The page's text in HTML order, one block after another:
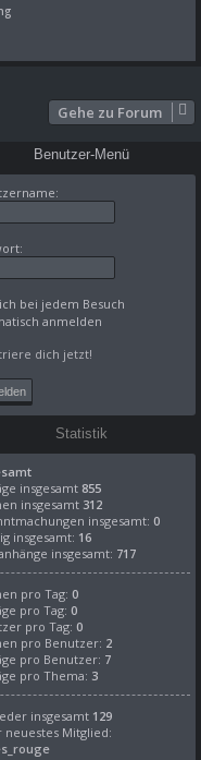
Gehe zu Forum
Benutzer-Menü
bei jedem Besuch
anmelden
dich jetzt!
Statistik
insgesamt 855
insgesamt 312
insgesamt:0
insgesamt: 16
insgesamt: 717
pro Tag:0
pro Tag:0
pro Tag:0
pro Benutzer: 2
pro Benutzer: 7
pro Thema: 3
insgesamt 129
neuestes Mitglied: